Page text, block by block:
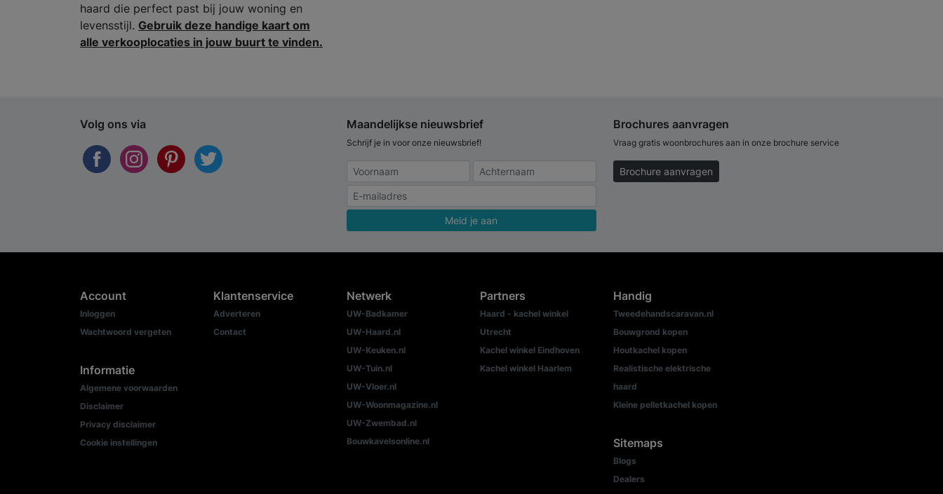
haard die perfect past bij jouw woning en
levensstijl. Gebruik deze handige kaart om
alle verkooplocaties in jouw buurt te vinden.
Volg ons via Maandelijkse nieuwsbrief
Schrijf je in voor onze nieuwsbrief!
Meld je aan
Brochures aanvragen
Vraag gratis woonbrochures aan in onze brochure service
Brochure aanvragen
Account
Inloggen
Wachtwoord vergeten
Informatie
Algemene voorwaarden
Disclaimer
Privacy disclaimer
Cookie instellingen
Klantenservice
Adverteren
Contact
Netwerk
UW-Badkamer
UW-Haard.nl
UW-Keuken.nl
UW-Tuin.nl
UW-Vloer.nl
UW-Woonmagazine.nl
UW-Zwembad.nl
Bouwkavelsonline.nl
Partners
Haard - kachel winkel
Utrecht
Kachel winkel Eindhoven
Kachel winkel Haarlem
Handig
Tweedehandscaravan.nl
Bouwgrond kopen
Houtkachel kopen
Realistische elektrische
haard
Kleine pelletkachel kopen
Sitemaps
Blogs
Dealers